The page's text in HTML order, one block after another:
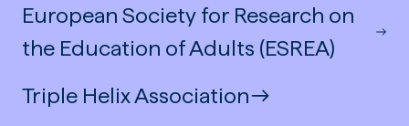
European Society for Research on
the Education of Adults (ESREA)
Triple Helix Association